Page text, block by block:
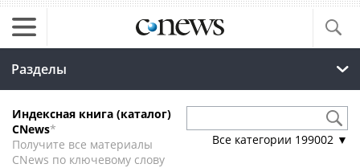
Разделы
Индексная книга (каталог)
CNews*
Получите все материалы
CNews по ключевому слову
Все категории 199002 ▼